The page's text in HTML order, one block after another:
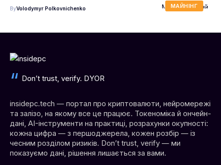
МАЙНІНГ
ByVolodymyr Polkovnichenko
Don’t trust, verify. DYOR
insidepc.tech — портал про криптовалюти, нейромережі
та залізо, на якому все це працює. Токеноміка й ончейн-
дані, AI-інструменти на практиці, розрахунки окупності:
кожна цифра — з першоджерела, кожен розбір — із
чесним розділом ризиків. Don’t trust, verify — ми
показуємо дані, рішення лишається за вами.